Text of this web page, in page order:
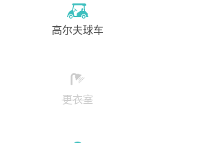
高尔夫球车
更衣室